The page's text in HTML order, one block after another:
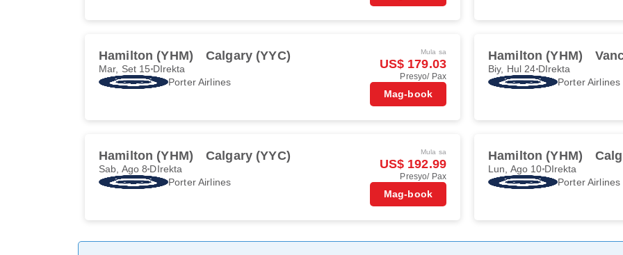
Hamilton (YHM) Calgary (YYC)
Mar, Set 15 DIrekta
Porter Airlines
Mula sa
US$ 179.03
Presyo/ Pax
Mag-book
Hamilton (YHM)
Biy, Hul 24 DIrekta
Porter Airlines
Hamilton (YHM) Calgary (YYC)
Sab, Ago 8 DIrekta
Porter Airlines
Mula sa
US$ 192.99
Presyo/ Pax
Mag-book
Hamilton (YHM)
Lun, Ago 10 DIrekta
Porter Airlines